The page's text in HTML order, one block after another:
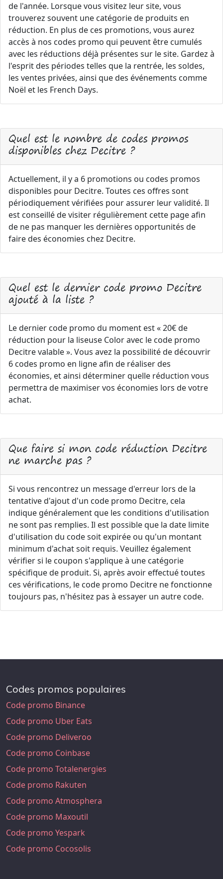
de l'année. Lorsque vous visitez leur site, vous
trouverez souvent une catégorie de produits en
réduction. En plus de ces promotions, vous aurez
accès à nos codes promo qui peuvent être cumulés
avec les réductions déjà présentes sur le site. Gardez à
l'esprit des périodes telles que la rentrée, les soldes,
les ventes privées, ainsi que des événements comme
Noël et les French Days.
Quel est le nombre de codes promos
disponibles chez Decitre ?
Actuellement, il y a 6 promotions ou codes promos
disponibles pour Decitre. Toutes ces offres sont
périodiquement vérifiées pour assurer leur validité. Il
est conseillé de visiter régulièrement cette page afin
de ne pas manquer les dernières opportunités de
faire des économies chez Decitre.
Quel est le dernier code promo Decitre
ajouté à la liste ?
Le dernier code promo du moment est « 20€ de
réduction pour la liseuse Color avec le code promo
Decitre valable ». Vous avez la possibilité de découvrir
6 codes promo en ligne afin de réaliser des
économies, et ainsi déterminer quelle réduction vous
permettra de maximiser vos économies lors de votre
achat.
Que faire si mon code réduction Decitre
ne marche pas ?
Si vous rencontrez un message d'erreur lors de la
tentative d'ajout d'un code promo Decitre, cela
indique généralement que les conditions d'utilisation
ne sont pas remplies. Il est possible que la date limite
d'utilisation du code soit expirée ou qu'un montant
minimum d'achat soit requis. Veuillez également
vérifier si le coupon s'applique à une catégorie
spécifique de produit. Si, après avoir effectué toutes
ces vérifications, le code promo Decitre ne fonctionne
toujours pas, n'hésitez pas à essayer un autre code.
Codes promos populaires
Code promo Binance
Code promo Uber Eats
Code promo Deliveroo
Code promo Coinbase
Code promo Totalenergies
Code promo Rakuten
Code promo Atmosphera
Code promo Maxoutil
Code promo Yespark
Code promo Cocosolis